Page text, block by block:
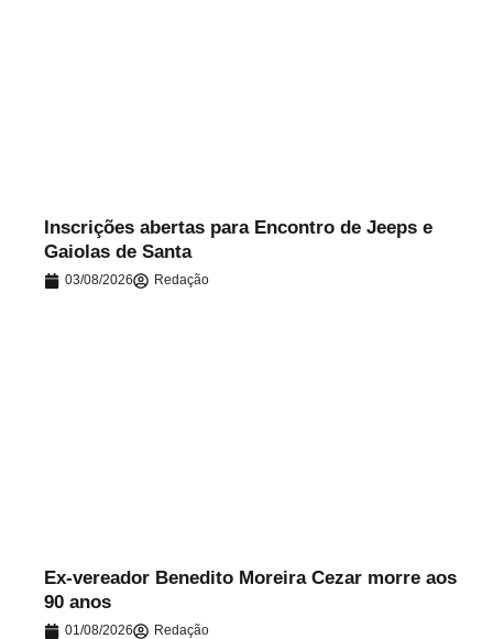
Inscrições abertas para Encontro de Jeeps e
Gaiolas de Santa
03/08/2026 Redação
Ex-vereador Benedito Moreira Cezar morre aos
90 anos
01/08/2026 Redação